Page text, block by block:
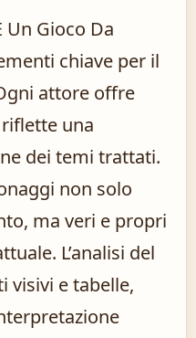
Un Gioco Da
chiave per il
attore offre
una
dei temi trattati.
non solo
ma veri e propri
L’analisi del
visivi e tabelle,